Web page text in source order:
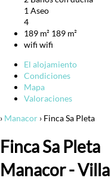
1 Aseo
4
189 m² 189 m²
wifi wifi
El alojamiento
Condiciones
Mapa
Valoraciones
› Manacor › Finca Sa Pleta
Finca Sa Pleta
Manacor -Villa